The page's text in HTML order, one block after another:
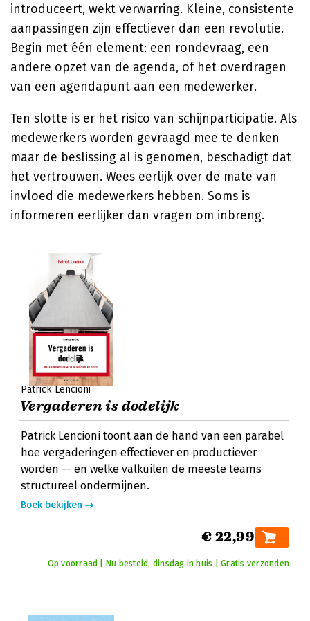
introduceert, wekt verwarring. Kleine, consistente
aanpassingen zijn effectiever dan een revolutie.
Begin met één element: een rondevraag, een
andere opzet van de agenda, of het overdragen
van een agendapunt aan een medewerker.
Ten slotte is er het risico van schijnparticipatie. Als
medewerkers worden gevraagd mee te denken
maar de beslissing al is genomen, beschadigt dat
het vertrouwen. Wees eerlijk over de mate van
invloed die medewerkers hebben. Soms is
informeren eerlijker dan vragen om inbreng.
Patrick Lencioni
Vergaderen is dodelijk
Patrick Lencioni toont aan de hand van een parabel
hoe vergaderingen effectiever en productiever
worden — en welke valkuilen de meeste teams
structureel ondermijnen.
Boek bekijken
€ 22,99
Op voorraad | Nu besteld, dinsdag in huis | Gratis verzonden